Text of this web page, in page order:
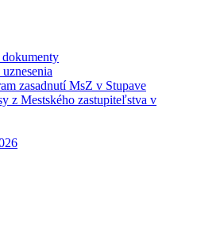
zasadnutí MsZ v Stupave
z Mestského zastupiteľstva v